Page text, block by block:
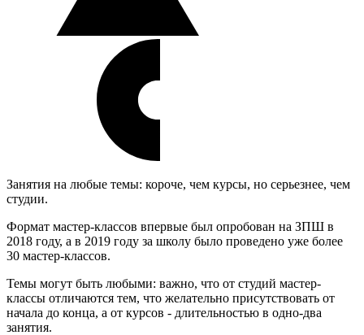
Занятия на любые темы: короче, чем курсы, но серьезнее, чем
студии.
Формат мастер-классов впервые был опробован на ЗПШ в
2018 году, а в 2019 году за школу было проведено уже более
30 мастер-классов.
Темы могут быть любыми: важно, что от студий мастер-
классы отличаются тем, что желательно присутствовать от
начала до конца, а от курсов - длительностью в одно-два
занятия.